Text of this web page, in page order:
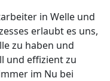
in Welle und
erlaubt es uns,
zu haben und
und effizient zu
im Nu bei